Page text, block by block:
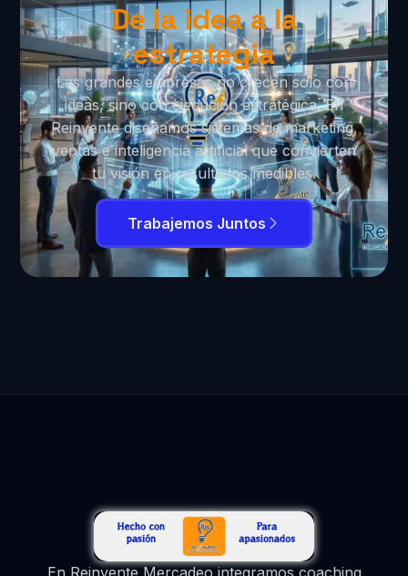
De la idea a la
estrategia
Las grandes empresas no crecen solo con
ideas, sino con ejecución estratégica. En
Reinvente diseñamos sistemas de marketing,
ventas e inteligencia artificial que convierten
tu visión en resultados medibles.
Trabajemos Juntos